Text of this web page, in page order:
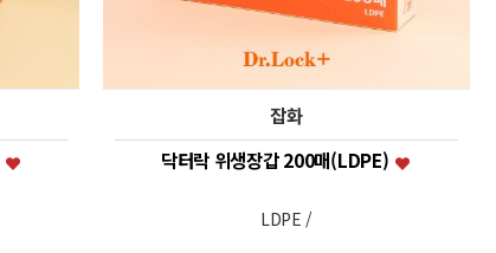
잡화
닥터락 위생장갑 200매(LDPE)
LDPE /